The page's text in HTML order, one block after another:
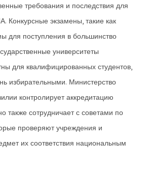
требования и последствия для
Конкурсные экзамены, такие как
для поступления в большинство
университеты
для квалифицированных студентов,
избирательными. Министерство
контролирует аккредитацию
также сотрудничает с советами по
проверяют учреждения и
их соответствия национальным